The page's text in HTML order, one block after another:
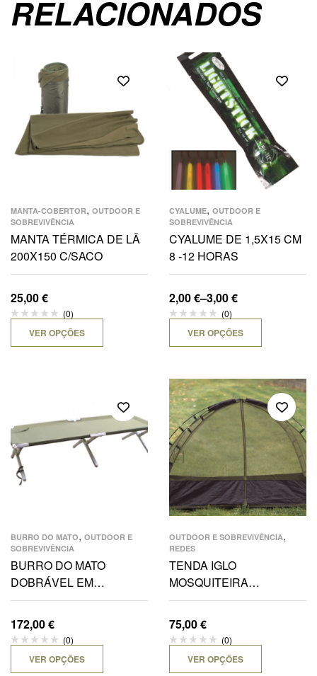
RELACIONADOS
MANTA-COBERTOR, OUTDOOR E
SOBREVIVÊNCIA
MANTA TÉRMICA DE LÃ
200X150 C/SACO
25,00€
(0)
VER OPÇÕES
CYALUME, OUTDOOR E
SOBREVIVÊNCIA
CYALUME DE 1,5X15 CM
8 -12 HORAS
2,00€–3,00€
(0)
VER OPÇÕES
BURRO DO MATO, OUTDOOR E
SOBREVIVÊNCIA
BURRO DO MATO
DOBRÁVEL EM
ALUMINIO REFORÇADO
MILITAR MIL-TEC®
172,00€
(0)
VER OPÇÕES
OUTDOOR E SOBREVIVÊNCIA,
REDES
TENDA IGLO
MOSQUITEIRA
210X110X70 CM
75,00€
(0)
VER OPÇÕES